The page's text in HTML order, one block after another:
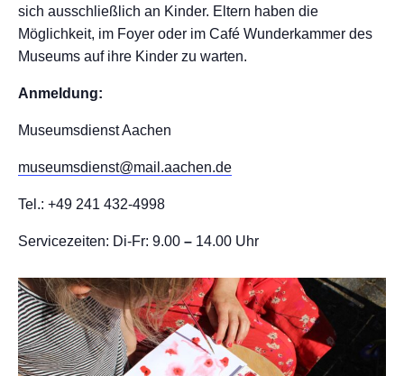
sich ausschließlich an Kinder. Eltern haben die
Möglichkeit, im Foyer oder im Café Wunderkammer des
Museums auf ihre Kinder zu warten.
Anmeldung:
Museumsdienst Aachen
museumsdienst@mail.aachen.de
Tel.: +49 241 432-4998
Servicezeiten: Di-Fr: 9.00 – 14.00 Uhr